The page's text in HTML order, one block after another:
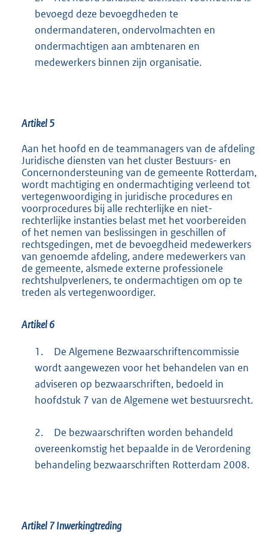
bevoegd deze bevoegdheden te
ondermandateren, ondervolmachten en
ondermachtigen aan ambtenaren en
medewerkers binnen zijn organisatie.
Artikel 5
Aan het hoofd en de teammanagers van de afdeling
Juridische diensten van het cluster Bestuurs- en
Concernondersteuning van de gemeente Rotterdam,
wordt machtiging en ondermachtiging verleend tot
vertegenwoordiging in juridische procedures en
voorprocedures bij alle rechterlijke en niet-
rechterlijke instanties belast met het voorbereiden
of het nemen van beslissingen in geschillen of
rechtsgedingen, met de bevoegdheid medewerkers
van genoemde afdeling, andere medewerkers van
de gemeente, alsmede externe professionele
rechtshulpverleners, te ondermachtigen om op te
treden als vertegenwoordiger.
Artikel 6
1.
De Algemene Bezwaarschriftencommissie
wordt aangewezen voor het behandelen van en
adviseren op bezwaarschriften, bedoeld in
hoofdstuk 7 van de Algemene wet bestuursrecht.
2.
De bezwaarschriften worden behandeld
overeenkomstig het bepaalde in de Verordening
behandeling bezwaarschriften Rotterdam 2008.
Artikel 7Inwerkingtreding